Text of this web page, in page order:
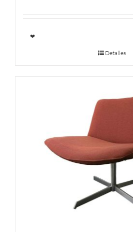
❤
Detalles